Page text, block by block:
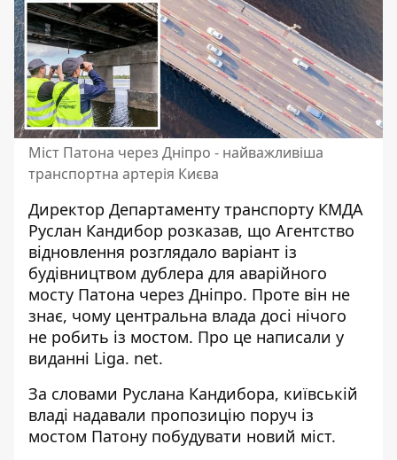
Міст Патона через Дніпро - найважливіша
транспортна артерія Києва
Директор Департаменту транспорту КМДА
Руслан Кандибор розказав, що Агентство
відновлення розглядало варіант із
будівництвом дублера для аварійного
мосту Патона через Дніпро. Проте він не
знає, чому центральна влада досі нічого
не робить із мостом. Про це написали у
виданні Liga. net.
За словами Руслана Кандибора, київській
владі надавали пропозицію поруч із
мостом Патону побудувати новий міст.